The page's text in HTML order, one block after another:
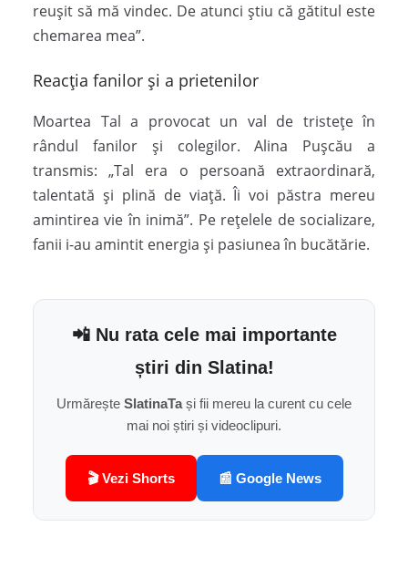
reușit să mă vindec. De atunci știu că gătitul este
chemarea mea”.
Reacția fanilor și a prietenilor
Moartea Tal a provocat un val de tristețe în
rândul fanilor și colegilor. Alina Pușcău a
transmis: „Tal era o persoană extraordinară,
talentată și plină de viață. Îi voi păstra mereu
amintirea vie în inimă”. Pe rețelele de socializare,
fanii i-au amintit energia și pasiunea în bucătărie.
📲 Nu rata cele mai importante
știri din Slatina!
Urmărește SlatinaTași fii mereu la curent cu cele
mai noi știri și videoclipuri.
🎬 Vezi Shorts 📰 Google News